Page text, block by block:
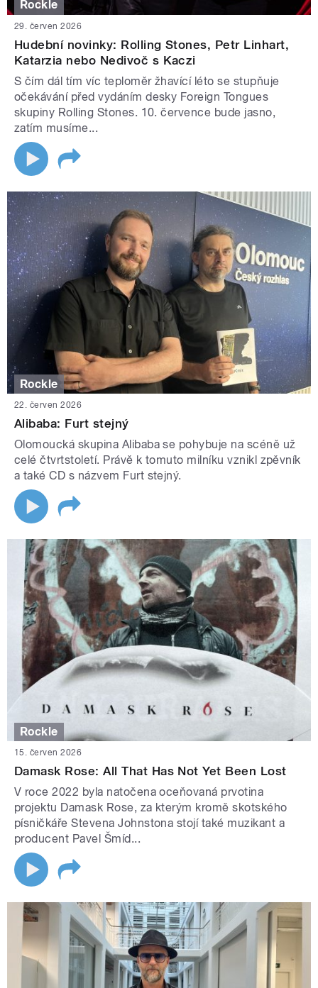
Rockle
29. červen 2026
Hudební novinky: Rolling Stones, Petr Linhart,
Katarzia nebo Nedivoč s Kaczi
S čím dál tím víc teploměr žhavící léto se stupňuje
očekávání před vydáním desky Foreign Tongues
skupiny Rolling Stones. 10. července bude jasno,
zatím musíme...
Rockle
22. červen 2026
Alibaba: Furt stejný
Olomoucká skupina Alibaba se pohybuje na scéně už
celé čtvrtstoletí. Právě k tomuto milníku vznikl zpěvník
a také CD s názvem Furt stejný.
Rockle
15. červen 2026
Damask Rose: All That Has Not Yet Been Lost
V roce 2022 byla natočena oceňovaná prvotina
projektu Damask Rose, za kterým kromě skotského
písničkáře Stevena Johnstona stojí také muzikant a
producent Pavel Šmíd...